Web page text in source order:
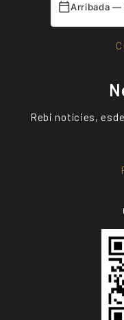
Arribada —
Rebi notícies,